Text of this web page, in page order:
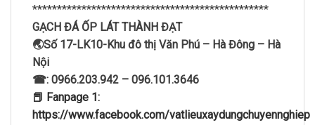
************************************************
GẠCH ĐÁ ỐP LÁT THÀNH ĐẠT
🌏Số 17-LK10-Khu đô thị Văn Phú – Hà Đông – Hà
Nội
☎: 0966.203.942 – 096.101.3646
📕 Fanpage 1:
https://www.facebook.com/vatlieuxaydungchuyennghiep